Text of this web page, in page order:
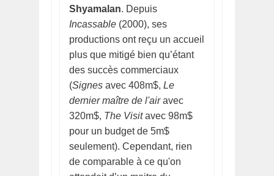
Shyamalan. Depuis
Incassable (2000), ses
productions ont reçu un accueil
plus que mitigé bien qu’étant
des succès commerciaux
(Signes avec 408m$, Le
dernier maître de l'airavec
320m$, The Visitavec 98m$
pour un budget de 5m$
seulement). Cependant, rien
de comparable à ce qu'on